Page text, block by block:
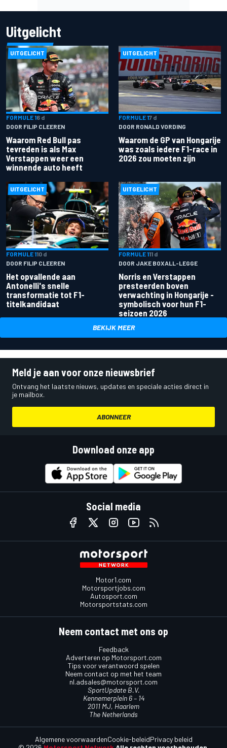
Uitgelicht
UITGELICHT
FORMULE 16 d
DOOR FILIP CLEEREN
Waarom Red Bull pas
tevreden is als Max
Verstappen weer een
winnende auto heeft
UITGELICHT
FORMULE 17 d
DOOR RONALD VORDING
Waarom de GP van Hongarije
was zoals iedere F1-race in
2026 zou moeten zijn
UITGELICHT
FORMULE 110 d
DOOR FILIP CLEEREN
Het opvallende aan
Antonelli's snelle
transformatie tot F1-
titelkandidaat
UITGELICHT
FORMULE 111 d
DOOR JAKE BOXALL-LEGGE
Norris en Verstappen
presteerden boven
verwachting in Hongarije -
symbolisch voor hun F1-
seizoen 2026
BEKIJK MEER
Meld je aan voor onze nieuwsbrief
Ontvang het laatste nieuws, updates en speciale acties direct in
je mailbox.
ABONNEER
Download onze app
Social media
Motor1.com
Motorsportjobs.com
Autosport.com
Motorsportstats.com
Neem contact met ons op
Feedback
Adverteren op Motorsport.com
Tips voor verantwoord spelen
Neem contact op met het team
nl.adsales@motorsport.com
SportUpdate B.V.
Kennemerplein 6 – 14
2011 MJ, Haarlem
The Netherlands
Algemene voorwaardenCookie-beleidPrivacy beleid